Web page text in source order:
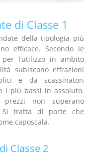
di Classe 1
della tipologia più
efficace. Secondo le
l’utilizzo in ambito
subiscono effrazioni
e da scassinatori
i più bassi in assoluto.
non superano
Si tratta di porte che
caposcala.
Classe 2